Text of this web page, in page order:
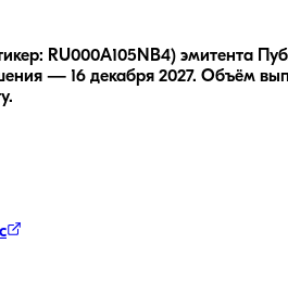
RU000A105NB4) эмитента
— 16 декабря 2027. Объём